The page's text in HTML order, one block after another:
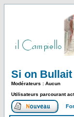
Si on
Modérateurs : Aucun
Utilisateurs parcourant